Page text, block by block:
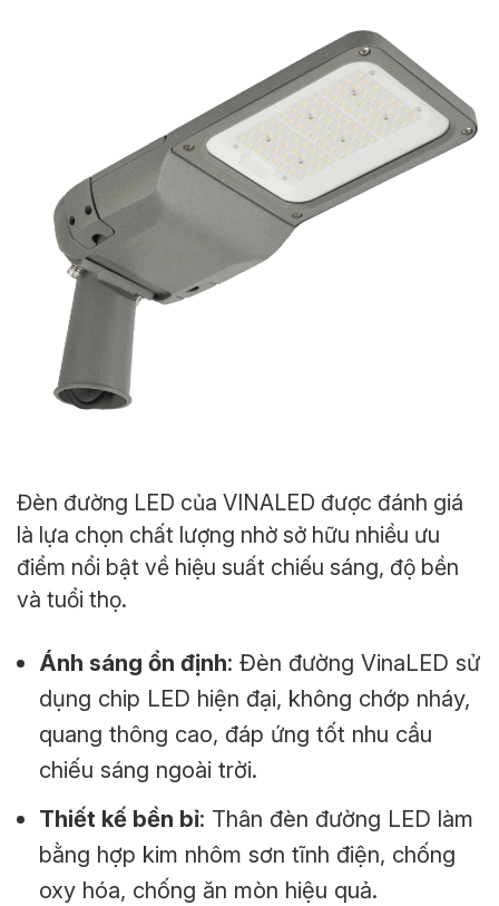
Đèn đường LED của VINALED được đánh giá
là lựa chọn chất lượng nhờ sở hữu nhiều ưu
điểm nổi bật về hiệu suất chiếu sáng, độ bền
và tuổi thọ.
Ánh sáng ổn định: Đèn đường VinaLED sử
dụng chip LED hiện đại, không chớp nháy,
quang thông cao, đáp ứng tốt nhu cầu
chiếu sáng ngoài trời.
Thiết kế bền bỉ: Thân đèn đường LED làm
bằng hợp kim nhôm sơn tĩnh điện, chống
oxy hóa, chống ăn mòn hiệu quả.